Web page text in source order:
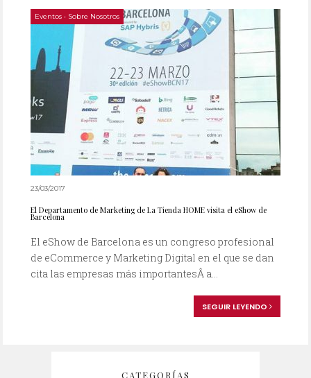
Eventos • Sobre Nosotros
23/03/2017
El Departamento de Marketing de La Tienda HOME visita el eShow de
Barcelona
El eShow de Barcelona es un congreso profesional
de eCommerce y Marketing Digital en el que se dan
cita las empresas más importantesÂ a...
SEGUIR LEYENDO
CATEGORÍAS